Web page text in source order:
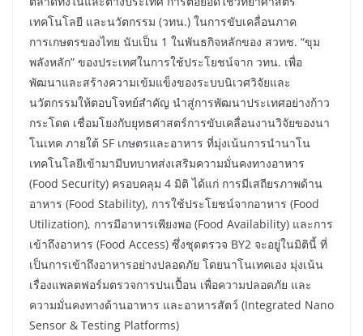
เทคโนโลยี และนวัตกรรม (วทน.) ในการขับเคลื่อนภาค
การเกษตรของไทย นับเป็น 1 ในพันธกิจหลักของ สวทช. “ขุม
พลังหลัก” ของประเทศในการใช้ประโยชน์จาก วทน. เพื่อ
พัฒนาและสร้างความเข้มแข็งของระบบนิเวศวิจัยและ
นวัตกรรมให้ตอบโจทย์สำคัญ นำสู่การพัฒนาประเทศอย่างก้าว
กระโดด เชื่อมโยงกับยุทธศาสตร์การขับเคลื่อนงานวิจัยของนา
โนเทค ภายใต้ SF เกษตรและอาหาร ที่มุ่งเน้นการนำนาโน
เทคโนโลยีเข้ามามีบทบาทส่งเสริมความมั่นคงทางอาหาร
(Food Security) ครอบคลุม 4 มิติ ได้แก่ การมีเสถียรภาพด้าน
อาหาร (Food Stability), การใช้ประโยชน์จากอาหาร (Food
Utilization), การมีอาหารเพียงพอ (Food Availability) และการ
เข้าถึงอาหาร (Food Access) ซึ่งชุดตรวจ BY2 จะอยู่ในมิตินี้ ที่
เป็นการเข้าถึงอาหารอย่างปลอดภัย โดยนาโนเทคเอง มุ่งเน้น
เรื่องแพลตฟอร์มตรวจการปนเปื้อน เพื่อความปลอดภัย และ
ความมั่นคงทางด้านอาหาร และอาหารสัตว์ (Integrated Nano
Sensor & Testing Platforms)